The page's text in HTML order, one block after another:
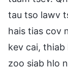
tau tso lawv
hais tias cov
kev cai, thiab
zoo siab hlo